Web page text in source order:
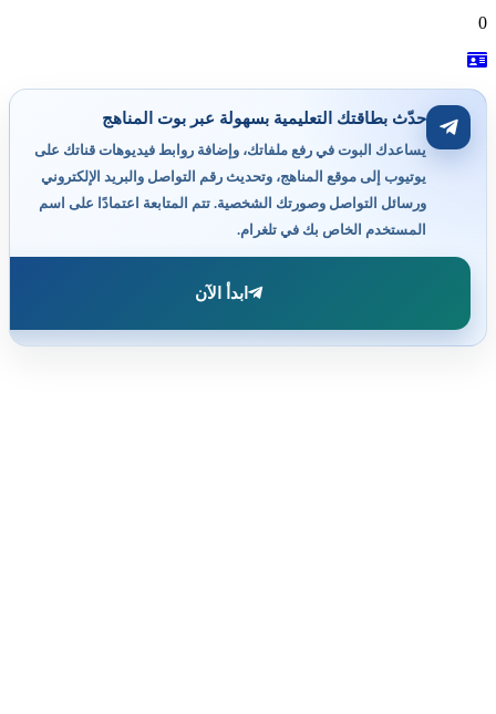
0
حدّث بطاقتك التعليمية بسهولة عبر بوت المناهج
يساعدك البوت في رفع ملفاتك، وإضافة روابط فيديوهات قناتك على
يوتيوب إلى موقع المناهج، وتحديث رقم التواصل والبريد الإلكتروني
ورسائل التواصل وصورتك الشخصية. تتم المتابعة اعتمادًا على اسم
المستخدم الخاص بك في تلغرام.
ابدأ الآن